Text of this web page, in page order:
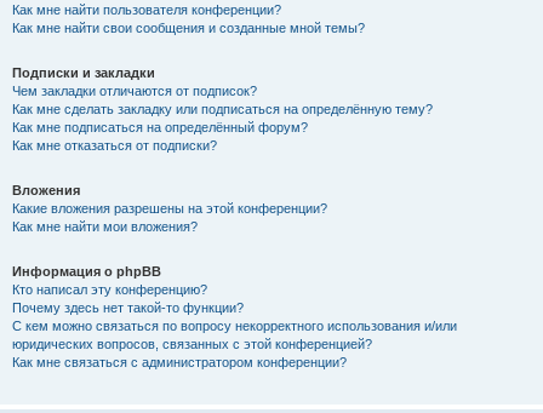
Как мне найти пользователя конференции?
Как мне найти свои сообщения и созданные мной темы?
Подписки и закладки
Чем закладки отличаются от подписок?
Как мне сделать закладку или подписаться на определённую тему?
Как мне подписаться на определённый форум?
Как мне отказаться от подписки?
Вложения
Какие вложения разрешены на этой конференции?
Как мне найти мои вложения?
Информация о phpBB
Кто написал эту конференцию?
Почему здесь нет такой-то функции?
С кем можно связаться по вопросу некорректного использования и/или
юридических вопросов, связанных с этой конференцией?
Как мне связаться с администратором конференции?